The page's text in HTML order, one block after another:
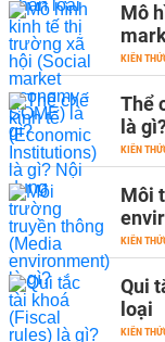
Mô
KIẾN
Thể
là
KIẾN
Môi
KIẾN
Qui
loại
KIẾN